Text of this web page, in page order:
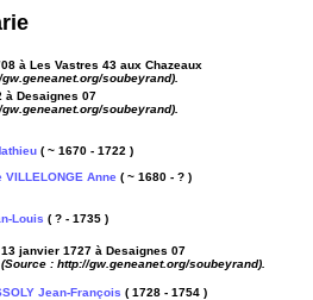
à Les Vastres 43 aux Chazeaux
soubeyrand).
à Desaignes 07
soubeyrand).
( ~ 1670 - 1722 )
VILLELONGE Anne ( ~ 1680 - ? )
Louis ( ? - 1735 )
13 janvier 1727 à Desaignes 07
(Source : http://gw.geneanet.org/soubeyrand).
Jean-François ( 1728 - 1754 )